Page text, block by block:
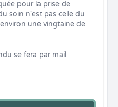
pour la prise de
soin n'est pas celle du
une vingtaine de
se fera par mail